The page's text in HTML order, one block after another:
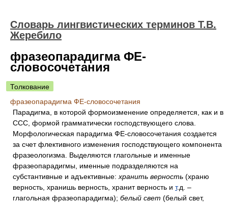
Словарь лингвистических терминов Т.В.
Жеребило
фразеопарадигма ФЕ-
словосочетания
Толкование
фразеопарадигма ФЕ-словосочетания
Парадигма, в которой формоизменение определяется, как и в
ССС, формой грамматически господствующего слова.
Морфологическая парадигма ФЕ-словосочетания создается
за счет флективного изменения господствующего компонента
фразеологизма. Выделяются глагольные и именные
фразеопарадигмы, именные подразделяются на
субстантивные и адъективные: хранить верность (храню
верность, хранишь верность, хранит верность и т.д. –
глагольная фразеопарадигма); белый свет (белый свет,